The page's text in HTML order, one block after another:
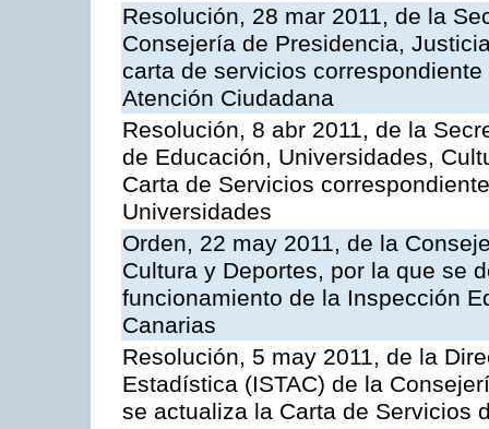
Resolución, 28 mar 2011, de la
Consejería de Presidencia,
carta de servicios
Atención Ciudadana
Resolución, 8 abr 2011, de la
de Educación, Universidades,
Carta de Servicios
Universidades
Orden, 22 may 2011, de la
Cultura y Deportes, por la que se
funcionamiento de la Inspección
Canarias
Resolución, 5 may 2011, de la
Estadística (ISTAC) de la
se actualiza la Carta de Servicios